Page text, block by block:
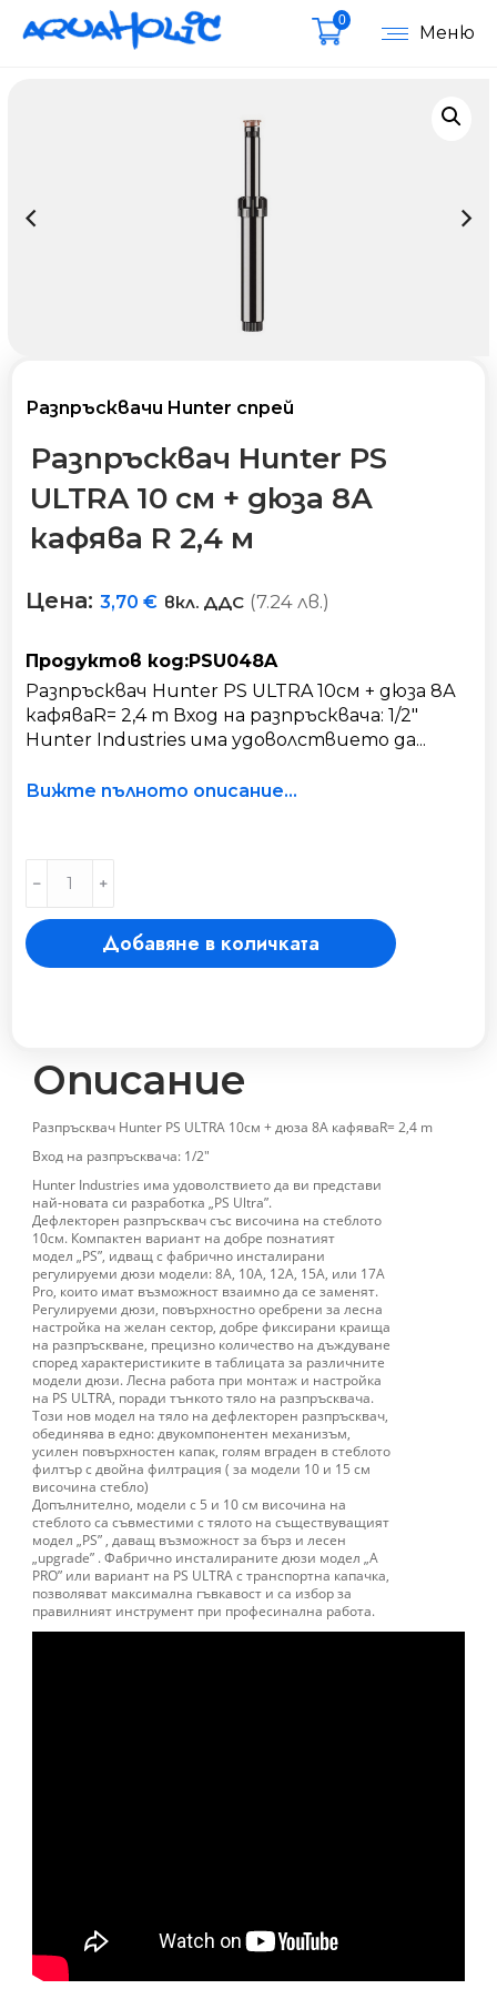
Меню
0
Разпръсквачи Hunter спрей
Разпръсквач Hunter PS
ULTRA 10 см + дюза 8А
кафява R 2,4 м
Цена:3,70€ вкл. ДДС (7.24 лв.)
Продуктов код:PSU048A
Разпръсквач Hunter PS ULTRA 10см + дюза 8А
кафяваR= 2,4 m Вход на разпръсквача: 1/2"
Hunter Industries има удоволствието да...
Вижте пълното описание...
Hunter
PS
ULTRA
10
8А
кафява
2,4
м
количество
﹣ ﹢
Добавяне в количката
Описание
Разпръсквач Hunter PS ULTRA 10см + дюза 8А кафяваR= 2,4 m
Вход на разпръсквача: 1/2″
Hunter Industries има удоволствието да ви представи
най‐новата си разработка „PS Ultra”.
Дефлекторен разпръсквач със височина на стеблото
10см. Компактен вариант на добре познатият
модел „PS”, идващ с фабрично инсталирани
регулируеми дюзи модели: 8А, 10А, 12А, 15А, или 17А
Pro, които имат възможност взаимно да се заменят.
Регулируеми дюзи, повърхностно оребрени за лесна
настройка на желан сектор, добре фиксирани краища
на разпръскване, прецизно количество на дъждуване
според характеристиките в таблицата за различните
модели дюзи. Лесна работа при монтаж и настройка
на PS ULTRA, поради тънкото тяло на разпръсквача.
Този нов модел на тяло на дефлекторен разпръсквач,
обединява в едно: двукомпонентен механизъм,
усилен повърхностен капак, голям вграден в стеблото
филтър с двойна филтрация ( за модели 10 и 15 см
височина стебло)
Допълнително, модели с 5 и 10 см височина на
стеблото са съвместими с тялото на съществуващият
модел „PS” , даващ възможност за бърз и лесен
„upgrade” . Фабрично инсталираните дюзи модел „A
PRO” или вариант на PS ULTRA с транспортна капачка,
позволяват максимална гъвкавост и са избор за
правилният инструмент при професинална работа.